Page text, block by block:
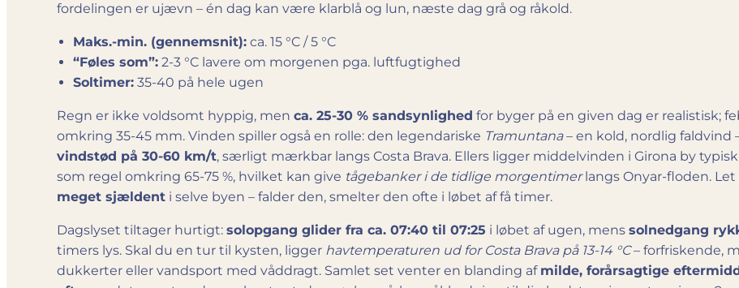
fordelingen er ujævn – én dag kan være klarblå og lun, næste dag grå og råkold.
Maks.-min. (gennemsnit): ca. 15 °C / 5 °C
“Føles som”: 2-3 °C lavere om morgenen pga. luftfugtighed
Soltimer: 35-40 på hele ugen
Regn er ikke voldsomt hyppig, men ca. 25-30 % sandsynlighed for byger på en given dag er realistisk;
omkring 35-45 mm. Vinden spiller også en rolle: den legendariske Tramuntana– en kold, nordlig faldvind
vindstød på 30-60 km/t, særligt mærkbar langs Costa Brava. Ellers ligger middelvinden i Girona by
som regel omkring 65-75 %, hvilket kan give tågebanker i de tidlige morgentimerlangs Onyar-floden.
meget sjældent i selve byen – falder den, smelter den ofte i løbet af få timer.
Dagslyset tiltager hurtigt: solopgang glider fra ca. 07:40 til 07:25 i løbet af ugen, mens solnedgang
timers lys. Skal du en tur til kysten, ligger havtemperaturen ud for Costa Brava på 13-14 °C– forfriskende,
dukkerter eller vandsport med våddragt. Samlet set venter en blanding af milde, forårsagtige